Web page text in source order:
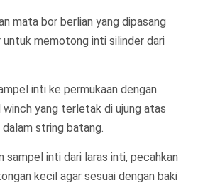
mata bor berlian yang dipasang
untuk memotong inti silinder dari
inti ke permukaan dengan
yang terletak di ujung atas
string batang.
sampel inti dari laras inti, pecahkan
kecil agar sesuai dengan baki